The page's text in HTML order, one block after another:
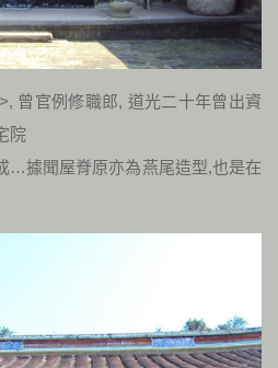
>, 曾官例修職郎, 道光二十年曾出資
院
…據聞屋脊原亦為燕尾造型,也是在